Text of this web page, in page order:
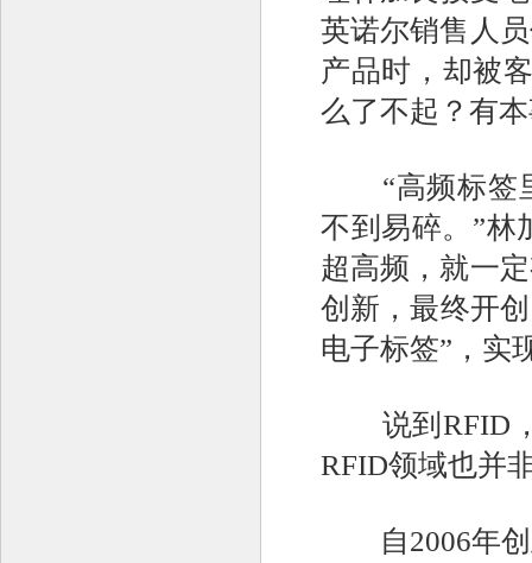
英诺尔销售人
产品时，却被
么了不起？有
“高频标签里
不到易碎。”林
超高频，就一
创新，最终开
电子标签”，实
说到RFID，
RFID领域也并
自2006年创